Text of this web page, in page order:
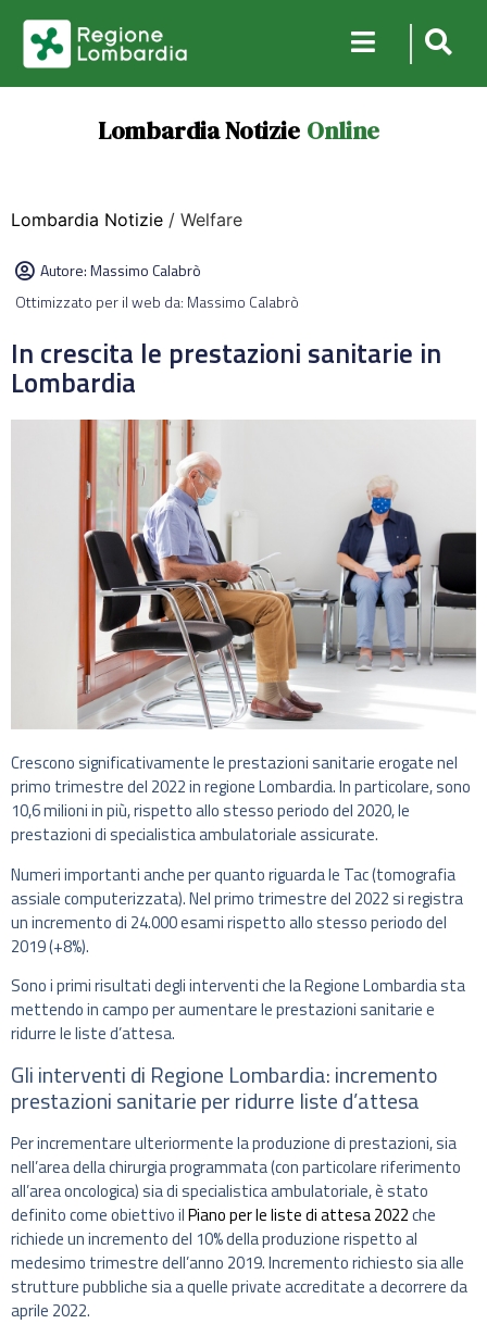
Lombardia Notizie Online
Lombardia Notizie / Welfare
Autore:Massimo Calabrò
Ottimizzato per il web da: Massimo Calabrò
In crescita le prestazioni sanitarie in
Lombardia
Crescono significativamente le prestazioni sanitarie erogate nel
primo trimestre del 2022 in regione Lombardia. In particolare, sono
10,6 milioni in più, rispetto allo stesso periodo del 2020, le
prestazioni di specialistica ambulatoriale assicurate.
Numeri importanti anche per quanto riguarda le Tac (tomografia
assiale computerizzata). Nel primo trimestre del 2022 si registra
un incremento di 24.000 esami rispetto allo stesso periodo del
2019 (+8%).
Sono i primi risultati degli interventi che la Regione Lombardia sta
mettendo in campo per aumentare le prestazioni sanitarie e
ridurre le liste d’attesa.
Gli interventi di Regione Lombardia: incremento
prestazioni sanitarie per ridurre liste d’attesa
Per incrementare ulteriormente la produzione di prestazioni, sia
nell’area della chirurgia programmata (con particolare riferimento
all’area oncologica) sia di specialistica ambulatoriale, è stato
definito come obiettivo ilPiano per le liste di attesa 2022che
richiede un incremento del 10% della produzione rispetto al
medesimo trimestre dell’anno 2019. Incremento richiesto sia alle
strutture pubbliche sia a quelle private accreditate a decorrere da
aprile 2022.